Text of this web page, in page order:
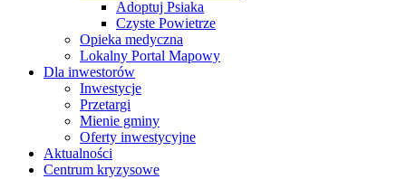
Adoptuj Psiaka
Czyste Powietrze
Opieka medyczna
Lokalny Portal Mapowy
Dla inwestorów
Inwestycje
Przetargi
Mienie gminy
Oferty inwestycyjne
Aktualności
Centrum kryzysowe